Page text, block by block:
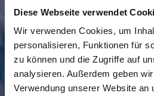
Diese Webseite verwendet
Wir verwenden Cookies, um
personalisieren, Funktionen für
zu können und die Zugriffe auf
analysieren. Außerdem geben
Verwendung unserer Website an
GEMEINDE